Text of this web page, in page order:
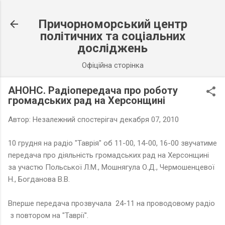
Причорноморський центр
політичних та соціальних
досліджень
Офіційна сторінка
АНОНС. Радіопередача про роботу
громадських рад на Херсонщині
Автор: Незалежний спостерігач декабря 07, 2010
10 грудня на радіо "Таврія" об 11-00, 14-00, 16-00 звучатиме
передача про діяльність громадських рад на Херсонщині
за участю Польської Л.М., Мошнягула О.Д., Чермошенцевої
Н., Богданова В.В.
Вперше передача прозвучала 24-11 на проводовому радіо
з повтором на "Таврії".